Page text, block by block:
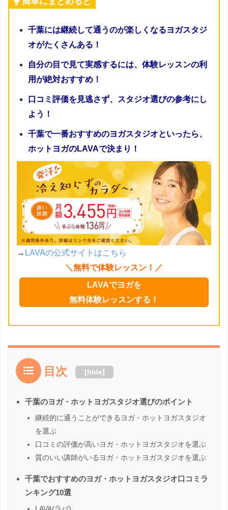
千葉には継続して通うのが楽しくなるヨガスタジ
オがたくさんある！
自分の目で見て実感するには、体験レッスンの利
用が絶対おすすめ！
口コミ評価を見逃さず、スタジオ選びの参考にし
よう！
千葉で一番おすすめのヨガスタジオといったら、
ホットヨガのLAVAで決まり！
→ LAVAの公式サイトはこちら
＼無料で体験レッスン！／
LAVAでヨガを
無料体験レッスンする！
目次 [hide]
千葉のヨガ・ホットヨガスタジオ選びのポイント
継続的に通うことができるヨガ・ホットヨガスタジオ
を選ぶ
口コミの評価が高いヨガ・ホットヨガスタジオを選ぶ
質のいい講師がいるヨガ・ホットヨガスタジオを選ぶ
千葉でおすすめのヨガ・ホットヨガスタジオ口コミラ
ンキング10選
LAVA(ラバ)